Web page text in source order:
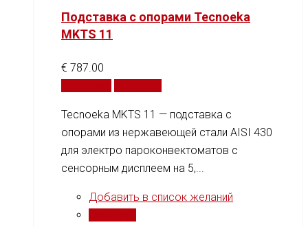
Подставка с опорами Tecnoeka
MKTS 11
€ 787.00
Tecnoeka MKTS 11 — подставка с
опорами из нержавеющей стали AISI 430
для электро пароконвектоматов с
сенсорным дисплеем на 5,...
Добавить в список желаний